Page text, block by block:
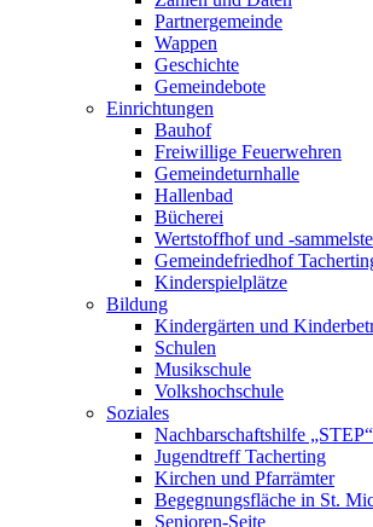
Partnergemeinde
Wappen
Geschichte
Gemeindebote
Einrichtungen
Bauhof
Freiwillige Feuerwehren
Gemeindeturnhalle
Hallenbad
Bücherei
Wertstoffhof und -
Gemeindefriedhof
Kinderspielplätze
Bildung
Kindergärten und
Schulen
Musikschule
Volkshochschule
Soziales
Nachbarschaftshilfe „STEP“
Jugendtreff Tacherting
Kirchen und Pfarrämter
Begegnungsfläche in St.
Senioren-Seite